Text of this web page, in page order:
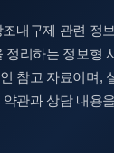
조내구제 관련 정
정리하는 정보형
참고 자료이며,
관과 상담 내용